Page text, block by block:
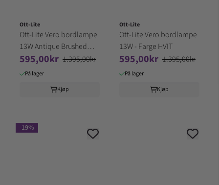
Ott-Lite
Ott-Lite Vero bordlampe
13W Antique Brushed
Nickel
595,00kr 1.395,00kr
På lager
Kjøp
Ott-Lite
Ott-Lite Vero bordlampe
13W - Farge HVIT
595,00kr 1.395,00kr
På lager
Kjøp
-19%